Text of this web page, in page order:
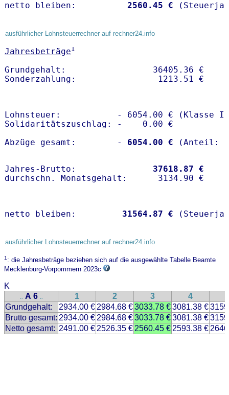
netto bleiben: 2560.45 €
ausführlicher Lohnsteuerrechner auf rechner24.info
Jahresbeträge1
Grundgehalt:                 36405.36 €
Lohnsteuer:           - 6054.00 € (Klasse I)
Solidaritätszuschlag: -    0.00 €
Abzüge gesamt:        -
6054.00 €
Jahres-Brutto: 37618.87 €
netto bleiben: 31564.87 €
ausführlicher Lohnsteuerrechner auf rechner24.info
1: die Jahresbeträge beziehen sich auf die ausgewählte Tabelle Beamte
Mecklenburg-Vorpommern 2023c
K
.. A 6 .. 1 2 3 4
Grundgehalt:
2934.00 € 2984.68 €3033.78 €3081.38 €
Brutto gesamt: 2934.00 € 2984.68 €3033.78 €3081.38 €
Netto gesamt: 2491.00 € 2526.35 € 2560.45 € 2593.38 €